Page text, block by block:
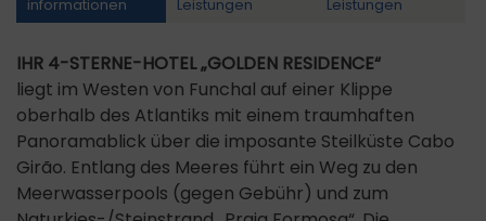
informationen Leistungen Leistungen
IHR 4-STERNE-HOTEL „GOLDEN RESIDENCE“
liegt im Westen von Funchal auf einer Klippe
oberhalb des Atlantiks mit einem traumhaften
Panoramablick über die imposante Steilküste Cabo
Girão. Entlang des Meeres führt ein Weg zu den
Meerwasserpools (gegen Gebühr) und zum